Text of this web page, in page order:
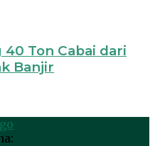
Ton Cabai dari
Banjir